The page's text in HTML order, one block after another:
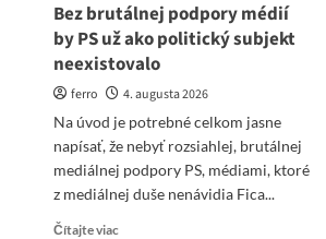
Bez brutálnej podpory médií
by PS už ako politický subjekt
neexistovalo
ferro
4. augusta 2026
Na úvod je potrebné celkom jasne
napísať, že nebyť rozsiahlej, brutálnej
mediálnej podpory PS, médiami, ktoré
z mediálnej duše nenávidia Fica...
Čítajte viac